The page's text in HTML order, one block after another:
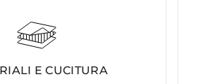
E CUCITURA